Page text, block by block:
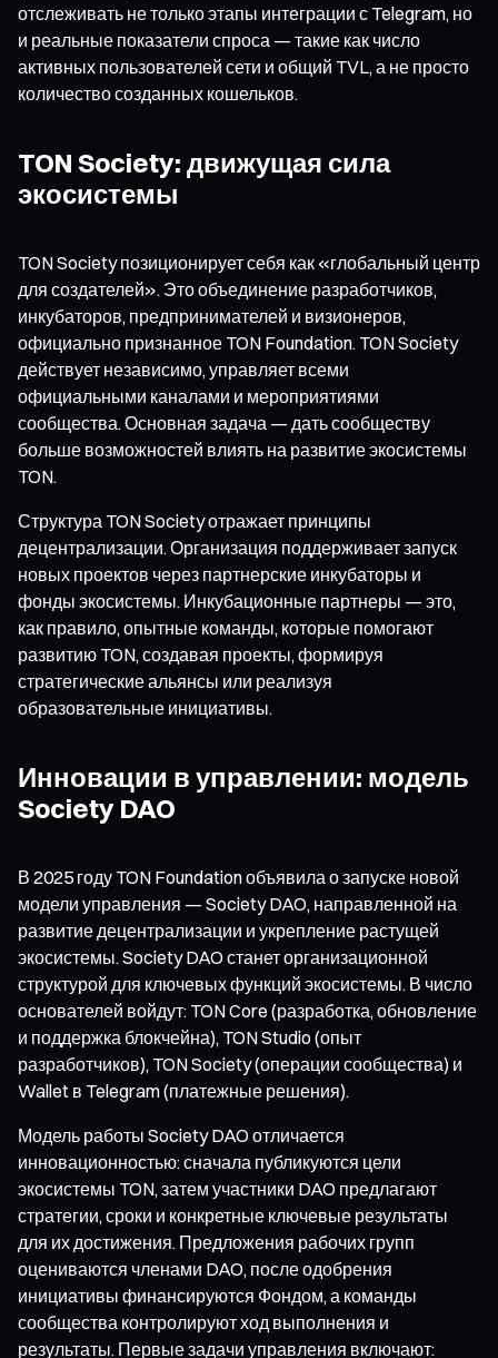
отслеживать не только этапы интеграции с Telegram, но
и реальные показатели спроса — такие как число
активных пользователей сети и общий TVL, а не просто
количество созданных кошельков.
TON Society: движущая сила
экосистемы
TON Society позиционирует себя как «глобальный центр
для создателей». Это объединение разработчиков,
инкубаторов, предпринимателей и визионеров,
официально признанное TON Foundation. TON Society
действует независимо, управляет всеми
официальными каналами и мероприятиями
сообщества. Основная задача — дать сообществу
больше возможностей влиять на развитие экосистемы
TON.
Структура TON Society отражает принципы
децентрализации. Организация поддерживает запуск
новых проектов через партнерские инкубаторы и
фонды экосистемы. Инкубационные партнеры — это,
как правило, опытные команды, которые помогают
развитию TON, создавая проекты, формируя
стратегические альянсы или реализуя
образовательные инициативы.
Инновации в управлении: модель
Society DAO
В 2025 году TON Foundation объявила о запуске новой
модели управления — Society DAO, направленной на
развитие децентрализации и укрепление растущей
экосистемы. Society DAO станет организационной
структурой для ключевых функций экосистемы. В число
основателей войдут: TON Core (разработка, обновление
и поддержка блокчейна), TON Studio (опыт
разработчиков), TON Society (операции сообщества) и
Wallet в Telegram (платежные решения).
Модель работы Society DAO отличается
инновационностью: сначала публикуются цели
экосистемы TON, затем участники DAO предлагают
стратегии, сроки и конкретные ключевые результаты
для их достижения. Предложения рабочих групп
оцениваются членами DAO, после одобрения
инициативы финансируются Фондом, а команды
сообщества контролируют ход выполнения и
результаты. Первые задачи управления включают: